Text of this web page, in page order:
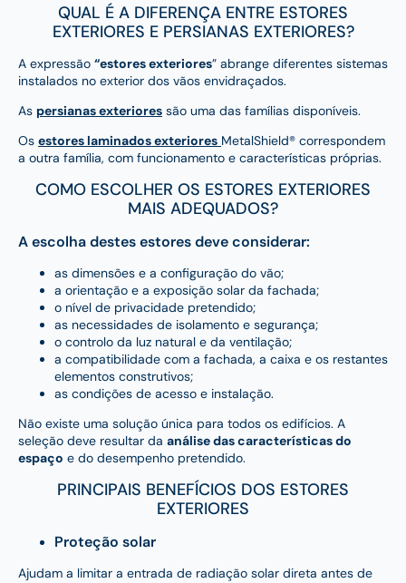
QUAL É A DIFERENÇA ENTRE ESTORES
EXTERIORES E PERSIANAS EXTERIORES?
A expressão “estores exteriores” abrange diferentes sistemas
instalados no exterior dos vãos envidraçados.
As persianas exteriores são uma das famílias disponíveis.
Os estores laminados exteriores MetalShield® correspondem
a outra família, com funcionamento e características próprias.
COMO ESCOLHER OS ESTORES EXTERIORES
MAIS ADEQUADOS?
A escolha destes estores deve considerar:
as dimensões e a configuração do vão;
a orientação e a exposição solar da fachada;
o nível de privacidade pretendido;
as necessidades de isolamento e segurança;
o controlo da luz natural e da ventilação;
a compatibilidade com a fachada, a caixa e os restantes
elementos construtivos;
as condições de acesso e instalação.
Não existe uma solução única para todos os edifícios. A
seleção deve resultar da análise das características do
espaço e do desempenho pretendido.
PRINCIPAIS BENEFÍCIOS DOS ESTORES
EXTERIORES
Proteção solar
Ajudam a limitar a entrada de radiação solar direta antes de